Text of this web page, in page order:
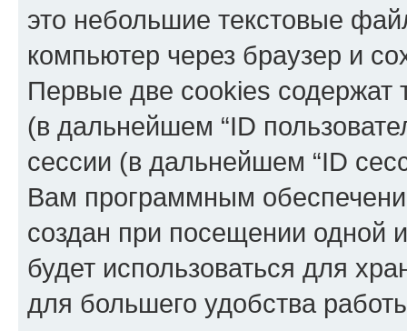
это небольшие текстовые
компьютер через браузер и
Первые две cookies содержат
(в дальнейшем “ID
сессии (в дальнейшем “ID
Вам программным
создан при посещении одной
будет использоваться для
для большего удобства